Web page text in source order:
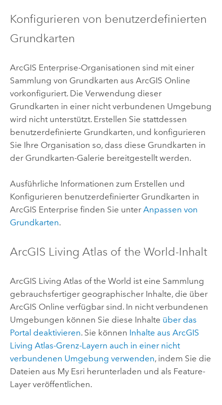
Konfigurieren von benutzerdefinierten
Grundkarten
ArcGIS Enterprise-Organisationen sind mit einer
Sammlung von Grundkarten aus ArcGIS Online
vorkonfiguriert. Die Verwendung dieser
Grundkarten in einer nicht verbundenen Umgebung
wird nicht unterstützt. Erstellen Sie stattdessen
benutzerdefinierte Grundkarten, und konfigurieren
Sie Ihre Organisation so, dass diese Grundkarten in
der Grundkarten-Galerie bereitgestellt werden.
Ausführliche Informationen zum Erstellen und
Konfigurieren benutzerdefinierter Grundkarten in
ArcGIS Enterprise finden Sie unter Anpassen von
Grundkarten.
ArcGIS Living Atlas of the World-Inhalt
ArcGIS Living Atlas of the World ist eine Sammlung
gebrauchsfertiger geographischer Inhalte, die über
ArcGIS Online verfügbar sind. In nicht verbundenen
Umgebungen können Sie diese Inhalte über das
Portal deaktivieren. Sie können Inhalte aus ArcGIS
Living Atlas-Grenz-Layern auch in einer nicht
verbundenen Umgebung verwenden, indem Sie die
Dateien aus My Esri herunterladen und als Feature-
Layer veröffentlichen.